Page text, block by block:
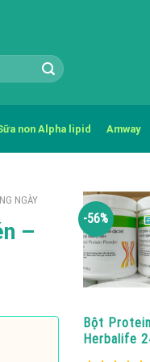
non Alpha lipid Amway
NGÀY
–
-56%
Bột
Herbalife